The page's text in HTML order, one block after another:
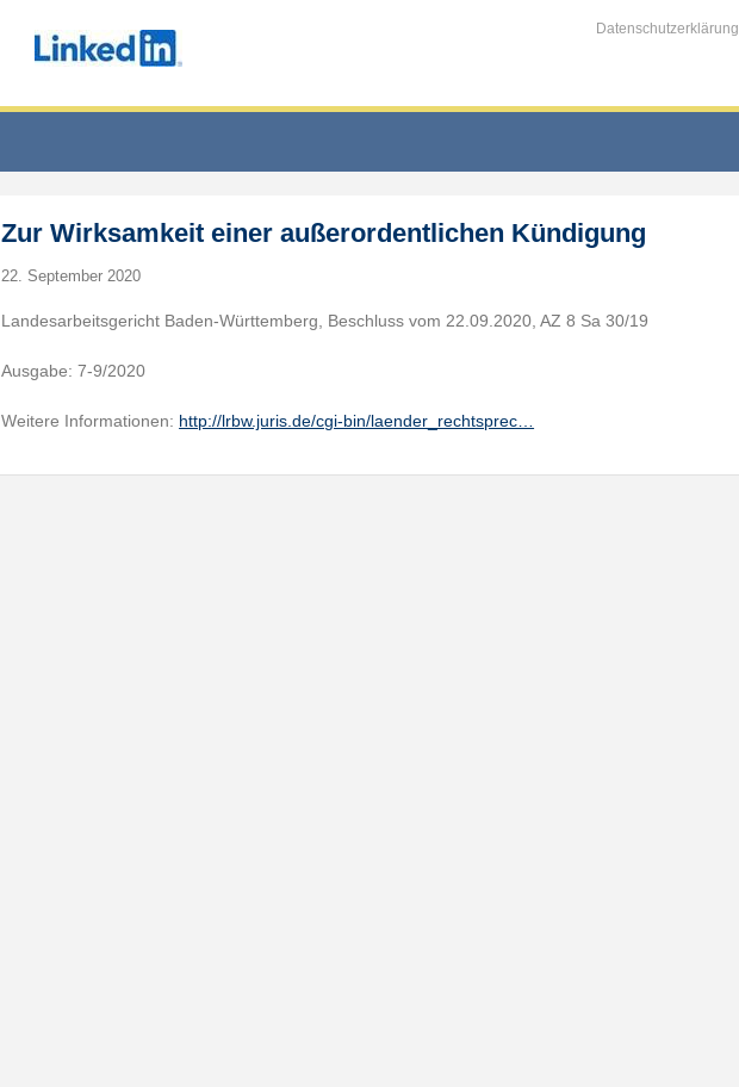
Datenschutzerklärung
Zur Wirksamkeit einer außerordentlichen Kündigung
22. September 2020
Landesarbeitsgericht Baden-Württemberg, Beschluss vom 22.09.2020, AZ 8 Sa 30/19
Ausgabe: 7-9/2020
Weitere Informationen: http://lrbw.juris.de/cgi-bin/laender_rechtsprec…